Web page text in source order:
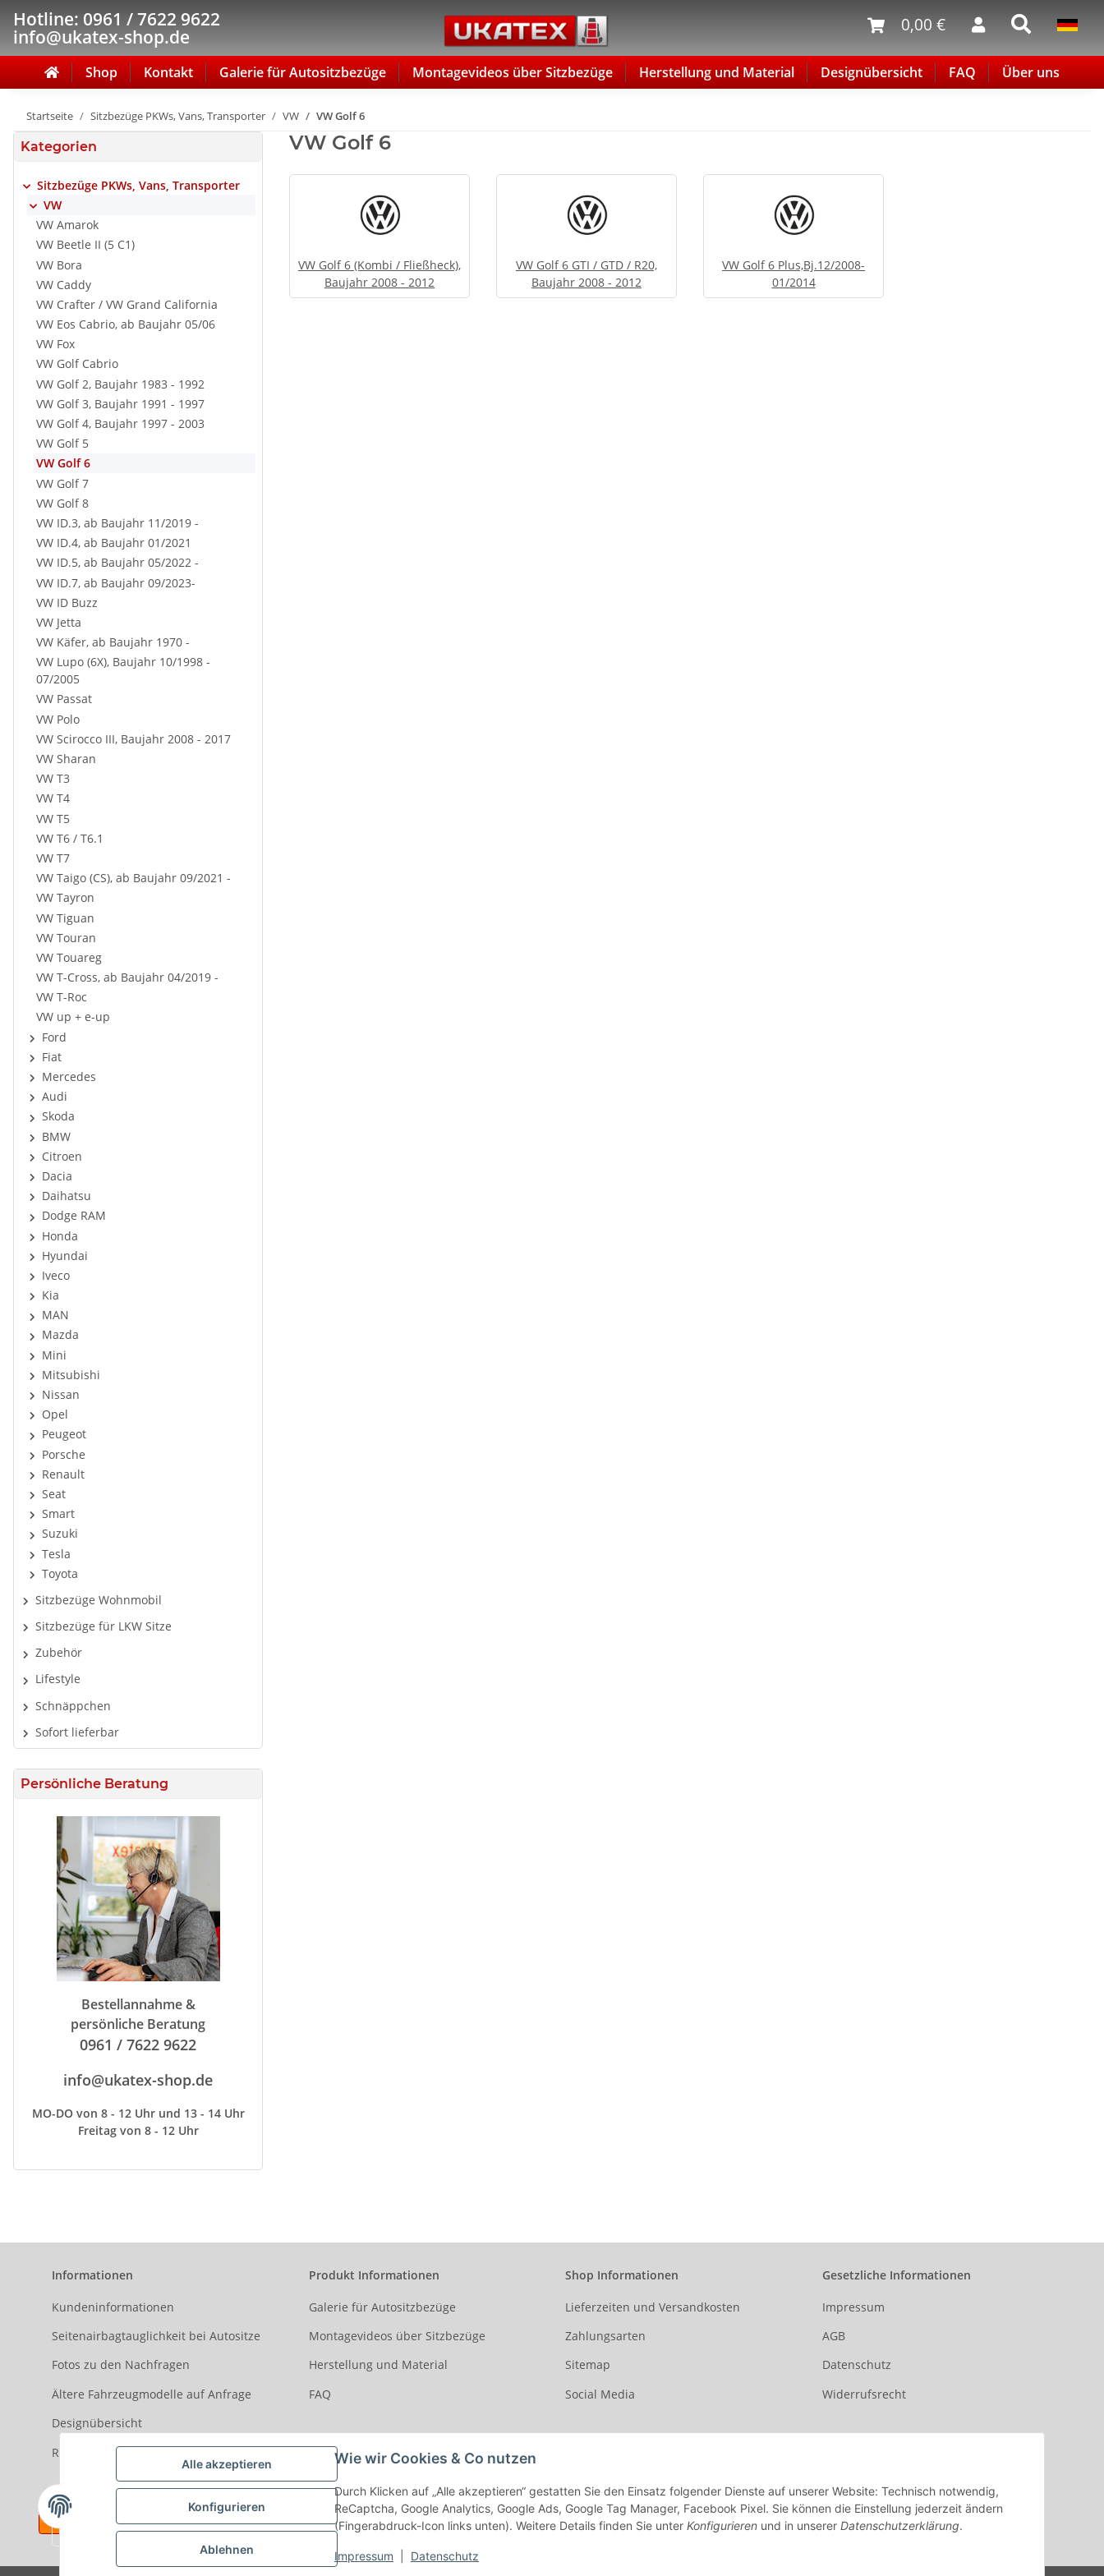
Alle akzeptieren
Konfigurieren
Ablehnen
Wie wir Cookies & Co nutzen
Durch Klicken auf „Alle akzeptieren“ gestatten Sie den Einsatz folgender Dienste auf unserer Website: Technisch notwendig,
ReCaptcha, Google Analytics, Google Ads, Google Tag Manager, Facebook Pixel. Sie können die Einstellung jederzeit ändern
(Fingerabdruck-Icon links unten). Weitere Details finden Sie unter Konfigurieren und in unserer Datenschutzerklärung.
Impressum Datenschutz
Hotline: 0961 / 7622 9622
info@ukatex-shop.de
0,00 €
Shop Kontakt Galerie für Autositzbezüge Montagevideos über Sitzbezüge Herstellung und Material Designübersicht FAQ Über uns
Startseite Sitzbezüge PKWs, Vans, Transporter VW VW Golf 6
VW Golf 6
VW Golf 6 (Kombi / Fließheck),
Baujahr 2008 - 2012
VW Golf 6 GTI / GTD / R20,
Baujahr 2008 - 2012
VW Golf 6 Plus,Bj.12/2008-
01/2014
Kategorien
Sitzbezüge PKWs, Vans, Transporter
VW
VW Amarok
VW Beetle II (5 C1)
VW Bora
VW Caddy
VW Crafter / VW Grand California
VW Eos Cabrio, ab Baujahr 05/06
VW Fox
VW Golf Cabrio
VW Golf 2, Baujahr 1983 - 1992
VW Golf 3, Baujahr 1991 - 1997
VW Golf 4, Baujahr 1997 - 2003
VW Golf 5
VW Golf 6
VW Golf 7
VW Golf 8
VW ID.3, ab Baujahr 11/2019 -
VW ID.4, ab Baujahr 01/2021
VW ID.5, ab Baujahr 05/2022 -
VW ID.7, ab Baujahr 09/2023-
VW ID Buzz
VW Jetta
VW Käfer, ab Baujahr 1970 -
VW Lupo (6X), Baujahr 10/1998 -
07/2005
VW Passat
VW Polo
VW Scirocco III, Baujahr 2008 - 2017
VW Sharan
VW T3
VW T4
VW T5
VW T6 / T6.1
VW T7
VW Taigo (CS), ab Baujahr 09/2021 -
VW Tayron
VW Tiguan
VW Touran
VW Touareg
VW T-Cross, ab Baujahr 04/2019 -
VW T-Roc
VW up + e-up
Ford
Fiat
Mercedes
Audi
Skoda
BMW
Citroen
Dacia
Daihatsu
Dodge RAM
Honda
Hyundai
Iveco
Kia
MAN
Mazda
Mini
Mitsubishi
Nissan
Opel
Peugeot
Porsche
Renault
Seat
Smart
Suzuki
Tesla
Toyota
Sitzbezüge Wohnmobil
Sitzbezüge für LKW Sitze
Zubehör
Lifestyle
Schnäppchen
Sofort lieferbar
Persönliche Beratung
Bestellannahme &
persönliche Beratung
0961 / 7622 9622
info@ukatex-shop.de
MO-DO von 8 - 12 Uhr und 13 - 14 Uhr
Freitag von 8 - 12 Uhr
Informationen
Kundeninformationen
Seitenairbagtauglichkeit bei Autositze
Fotos zu den Nachfragen
Ältere Fahrzeugmodelle auf Anfrage
Designübersicht
Rezensionen
Produkt Informationen
Galerie für Autositzbezüge
Montagevideos über Sitzbezüge
Herstellung und Material
FAQ
Shop Informationen
Lieferzeiten und Versandkosten
Zahlungsarten
Sitemap
Social Media
Gesetzliche Informationen
Impressum
AGB
Datenschutz
Widerrufsrecht